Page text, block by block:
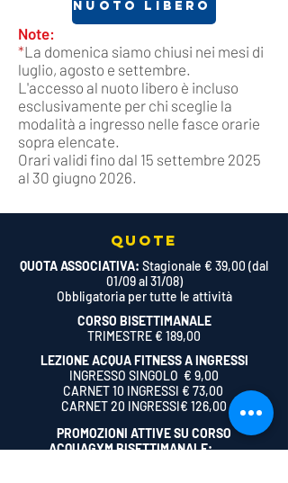
NUOTO LIBERO
​Note:
*La domenica siamo chiusi nei mesi di
luglio, agosto e settembre.
L'accesso al nuoto libero è incluso
esclusivamente per chi sceglie la
modalità a ingresso nelle fasce orarie
sopra elencate.
Orari validi fino dal 15 settembre 2025
al 30 giugno 2026.​
QUOTE
QUOTA ASSOCIATIVA: Stagionale € 39,00 (dal
01/09 al 31/08)
Obbligatoria per tutte le attività
CORSO BISETTIMANALE
TRIMESTRE € 189,00
LEZIONE ACQUA FITNESS A INGRESSI
INGRESSO SINGOLO € 9,00
CARNET 10 INGRESSI € 73,00
CARNET 20 INGRESSI€ 126,00
PROMOZIONI ATTIVE SU CORSO
ACQUAGYM BISETTIMANALE: